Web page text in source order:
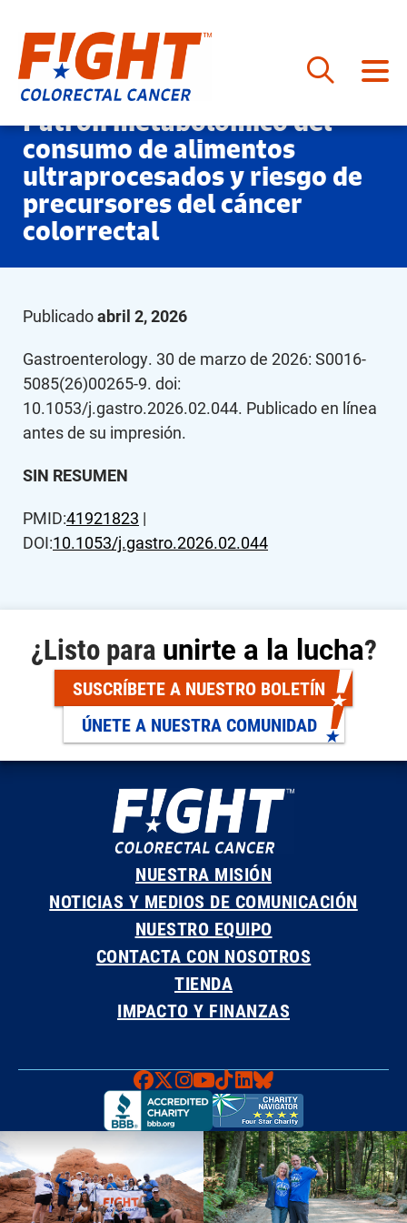
Saltar
al
contenido
Patrón metabolómico del
consumo de alimentos
ultraprocesados y riesgo de
precursores del cáncer
colorrectal
Publicadoabril 2, 2026
Gastroenterology. 30 de marzo de 2026: S0016-
5085(26)00265-9. doi:
10.1053/j.gastro.2026.02.044. Publicado en línea
antes de su impresión.
SIN RESUMEN
PMID:41921823 |
DOI:10.1053/j.gastro.2026.02.044
¿Listo para unirte a la lucha?
SUSCRÍBETE A NUESTRO BOLETÍN
ÚNETE A NUESTRA COMUNIDAD
NUESTRA MISIÓN
NOTICIAS Y MEDIOS DE COMUNICACIÓN
NUESTRO EQUIPO
CONTACTA CON NOSOTROS
TIENDA
IMPACTO Y FINANZAS
Faceboook
X Instagram
YouTube
TikTok
LinkedIn
Bluesky